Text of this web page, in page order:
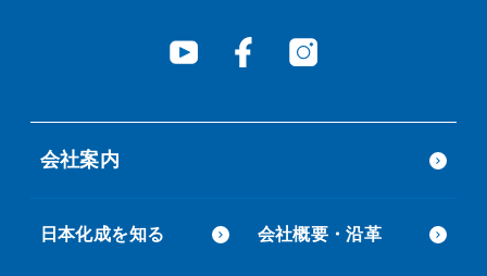
会社案内
日本化成を知る 会社概要・沿革